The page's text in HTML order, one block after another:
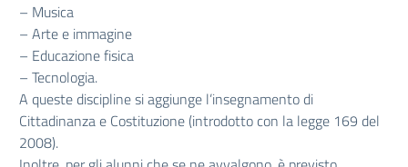
– Musica
– Arte e immagine
– Educazione fisica
– Tecnologia.
A queste discipline si aggiunge l’insegnamento di
Cittadinanza e Costituzione (introdotto con la legge 169 del
2008).